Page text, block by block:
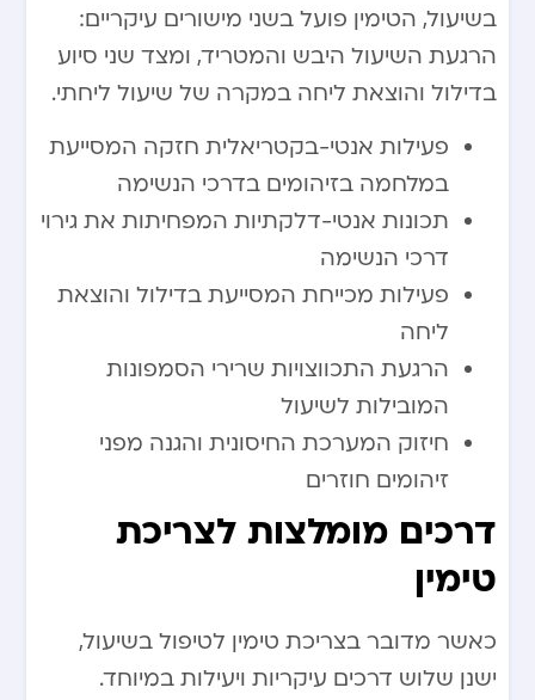
בשיעול, הטימין פועל בשני מישורים עיקריים:
הרגעת השיעול היבש והמטריד, ומצד שני סיוע
בדילול והוצאת ליחה במקרה של שיעול ליחתי.
פעילות אנטי-בקטריאלית חזקה המסייעת
במלחמה בזיהומים בדרכי הנשימה
תכונות אנטי-דלקתיות המפחיתות את גירוי
דרכי הנשימה
פעילות מכייחת המסייעת בדילול והוצאת
ליחה
הרגעת התכווצויות שרירי הסמפונות
המובילות לשיעול
חיזוק המערכת החיסונית והגנה מפני
זיהומים חוזרים
דרכים מומלצות לצריכת
טימין
כאשר מדובר בצריכת טימין לטיפול בשיעול,
ישנן שלוש דרכים עיקריות ויעילות במיוחד.